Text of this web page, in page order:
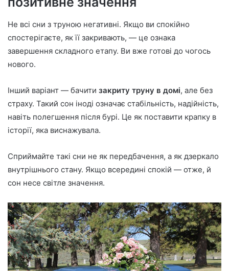
Не всі сни з труною негативні. Якщо ви спокійно
спостерігаєте, як її закривають, — це ознака
завершення складного етапу. Ви вже готові до чогось
нового.
Інший варіант — бачити закриту труну в домі, але без
страху. Такий сон іноді означає стабільність, надійність,
навіть полегшення після бурі. Це як поставити крапку в
історії, яка виснажувала.
Сприймайте такі сни не як передбачення, а як дзеркало
внутрішнього стану. Якщо всередині спокій — отже, й
сон несе світле значення.